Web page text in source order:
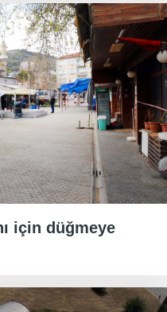
için düğmeye